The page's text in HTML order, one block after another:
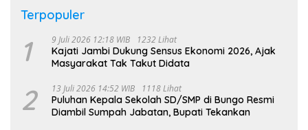
Terpopuler
1 9 Juli 2026 12:18 WIB 1232 Lihat
Kajati Jambi Dukung Sensus Ekonomi 2026, Ajak
Masyarakat Tak Takut Didata
2 13 Juli 2026 14:52 WIB 1118 Lihat
Puluhan Kepala Sekolah SD/SMP di Bungo Resmi
Diambil Sumpah Jabatan, Bupati Tekankan